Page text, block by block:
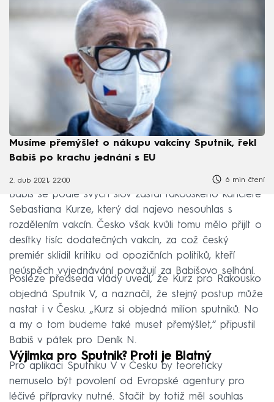
Musíme přemýšlet o nákupu vakcíny Sputnik, řekl
Babiš po krachu jednání s EU
2. dub 2021, 22:00 6 min čtení
Babiš se podle svých slov zastal rakouského kancléře
Sebastiana Kurze, který dal najevo nesouhlas s
rozdělením vakcín. Česko však kvůli tomu mělo přijít o
desítky tisíc dodatečných vakcín, za což český
premiér sklidil kritiku od opozičních politiků, kteří
neúspěch vyjednávání považují za Babišovo selhání.
Posléze předseda vlády uvedl, že Kurz pro Rakousko
objedná Sputnik V, a naznačil, že stejný postup může
nastat i v Česku. „Kurz si objedná milion sputniků. No
a my o tom budeme také muset přemýšlet,“ připustil
Babiš v pátek pro Deník N.
Výjimka pro Sputnik? Proti je Blatný
Pro aplikaci Sputniku V v Česku by teoreticky
nemuselo být povolení od Evropské agentury pro
léčivé přípravky nutné. Stačit by totiž měl souhlas